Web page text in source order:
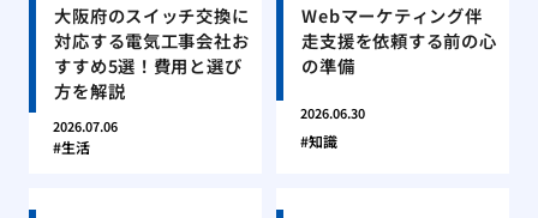
大阪府のスイッチ交換に
対応する電気工事会社お
すすめ5選！費用と選び
方を解説
2026.07.06
生活
Webマーケティング伴
走支援を依頼する前の心
の準備
2026.06.30
知識